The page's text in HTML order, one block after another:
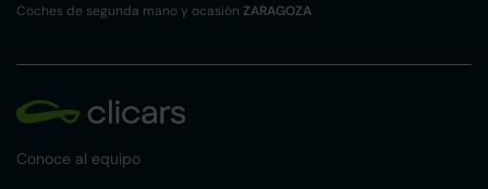
Coches de segunda mano y ocasión ZARAGOZA
Conoce al equipo